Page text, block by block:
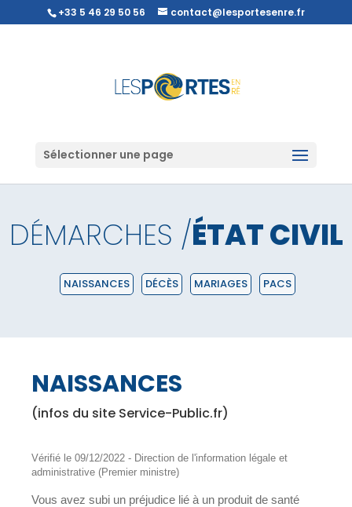
+33 5 46 29 50 56 contact@lesportesenre.fr
Sélectionner une page
DÉMARCHES /ÉTAT CIVIL
NAISSANCES DÉCÈS MARIAGES PACS
NAISSANCES
(infos du site Service-Public.fr)
Vérifié le 09/12/2022 - Direction de l'information légale et
administrative (Premier ministre)
Vous avez subi un préjudice lié à un produit de santé